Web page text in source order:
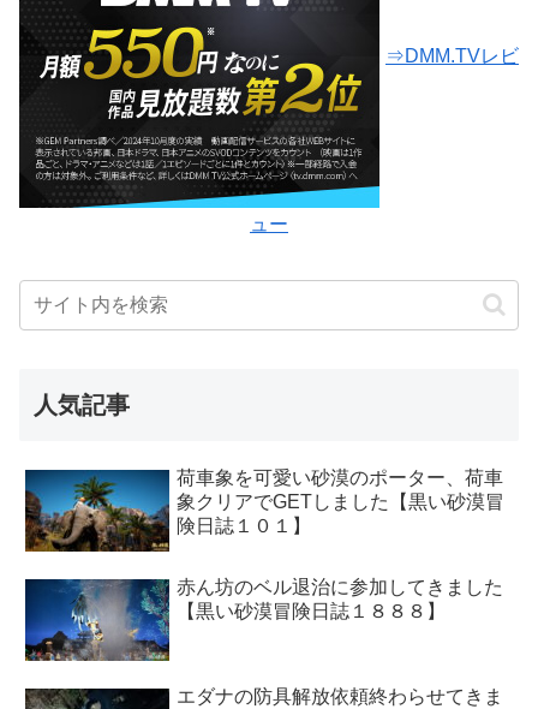
⇒DMM.TVレビ
ュー
人気記事
荷車象を可愛い砂漠のポーター、荷車
象クリアでGETしました【黒い砂漠冒
険日誌１０１】
赤ん坊のベル退治に参加してきました
【黒い砂漠冒険日誌１８８８】
エダナの防具解放依頼終わらせてきま